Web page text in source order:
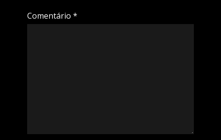
Comentário *